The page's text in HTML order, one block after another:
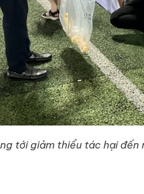
tới giảm thiểu tác hại đến